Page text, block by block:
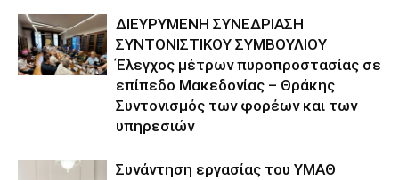
ΔΙΕΥΡΥΜΕΝΗ ΣΥΝΕΔΡΙΑΣΗ
ΣΥΝΤΟΝΙΣΤΙΚΟΥ ΣΥΜΒΟΥΛΙΟΥ
Έλεγχος μέτρων πυροπροστασίας σε
επίπεδο Μακεδονίας – Θράκης
Συντονισμός των φορέων και των
υπηρεσιών
Συνάντηση εργασίας του ΥΜΑΘ